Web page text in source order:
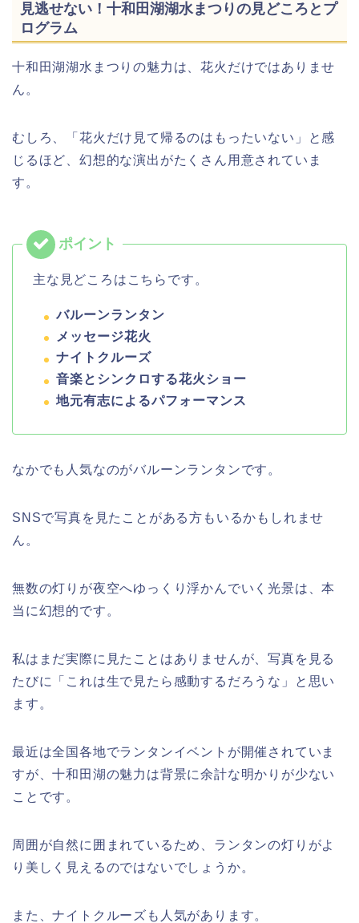
見逃せない！十和田湖湖水まつりの見どころとプ
ログラム
十和田湖湖水まつりの魅力は、花火だけではありませ
ん。
むしろ、「花火だけ見て帰るのはもったいない」と感
じるほど、幻想的な演出がたくさん用意されていま
す。
主な見どころはこちらです。
バルーンランタン
メッセージ花火
ナイトクルーズ
音楽とシンクロする花火ショー
地元有志によるパフォーマンス
なかでも人気なのがバルーンランタンです。
SNSで写真を見たことがある方もいるかもしれませ
ん。
無数の灯りが夜空へゆっくり浮かんでいく光景は、本
当に幻想的です。
私はまだ実際に見たことはありませんが、写真を見る
たびに「これは生で見たら感動するだろうな」と思い
ます。
最近は全国各地でランタンイベントが開催されていま
すが、十和田湖の魅力は背景に余計な明かりが少ない
ことです。
周囲が自然に囲まれているため、ランタンの灯りがよ
り美しく見えるのではないでしょうか。
また、ナイトクルーズも人気があります。